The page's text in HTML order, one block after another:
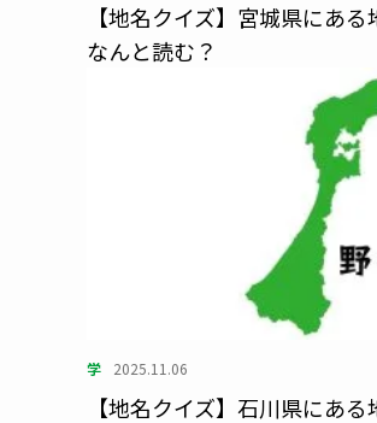
【地名クイズ】宮城県にあ
なんと読む？
学 2025.11.06
【地名クイズ】石川県にあ